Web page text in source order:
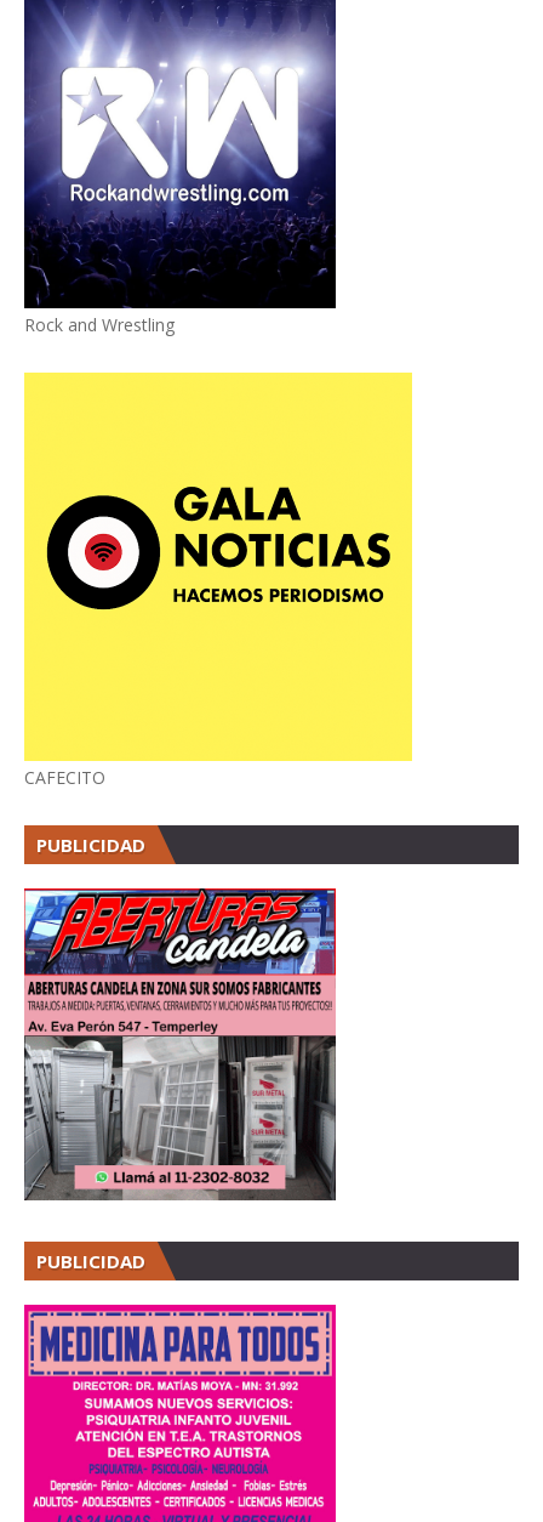
Rock and Wrestling
CAFECITO
PUBLICIDAD
PUBLICIDAD